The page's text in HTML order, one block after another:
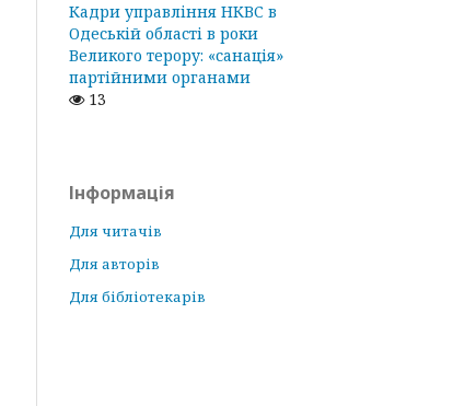
Кадри управління НКВС в
Одеській області в роки
Великого терору: «санація»
партійними органами
13
Інформація
Для читачів
Для авторів
Для бібліотекарів